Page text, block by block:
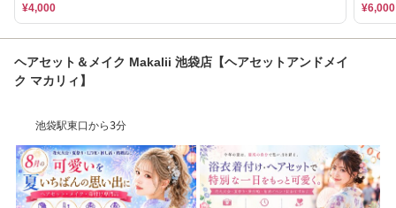
¥4,000 ¥6,000
ヘアセット＆メイク Makalii 池袋店【ヘアセットアンドメイ
ク マカリィ】
池袋駅東口から3分